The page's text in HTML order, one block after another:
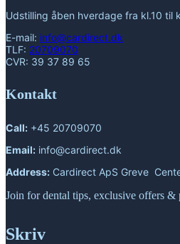
Udstilling åben hverdage fra kl.10 til
E-mail: info@cardirect.dk
TLF: 20709070
CVR: 39 37 89 65
Kontakt
Call: +45 20709070
Email: info@cardirect.dk
Address: Cardirect ApS Greve
Join for dental tips, exclusive offers &
Skriv